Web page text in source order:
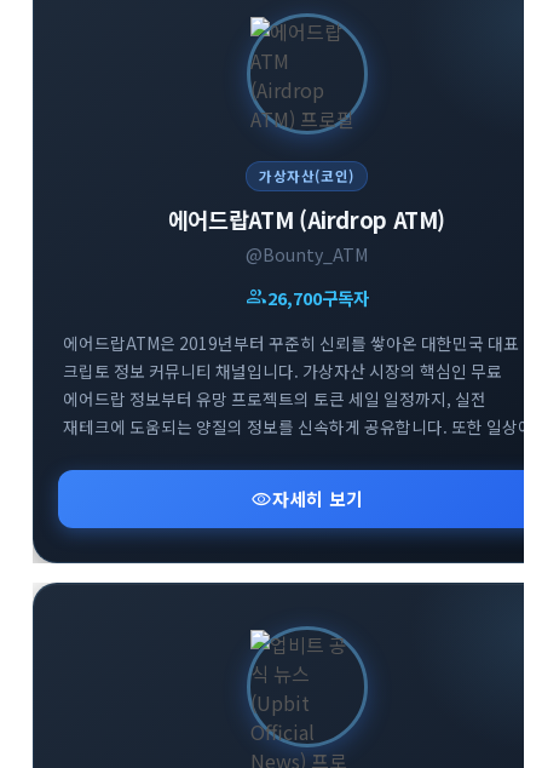
가상자산(코인)
에어드랍ATM (Airdrop ATM)
@Bounty_ATM
group26,700구독자
에어드랍ATM은 2019년부터 꾸준히 신뢰를 쌓아온 대한민국 대표
크립토 정보 커뮤니티 채널입니다. 가상자산 시장의 핵심인 무료
에어드랍 정보부터 유망 프로젝트의 토큰 세일 일정까지, 실전
재테크에 도움되는 양질의 정보를 신속하게 공유합니다. 또한 일상에
소개해 드립니다. 합리적이고 현명한 크립토 투자를 시작하고 싶다면
visibility자세히 보기